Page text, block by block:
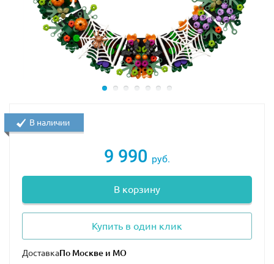
предназначена для продвинутых почитателей сборки
и любителей архитектурных объектов. В инструкции
кроме этапов сборки есть и сведения о реальном
сооружении. Эта точная копия здания в миниатюре
станет отличным украшением интерьера или рабочего
см.
9 990 руб.
В корзину
Купить в один клик
Доставка
В наличии